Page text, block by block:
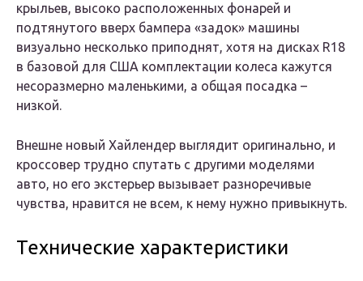
крыльев, высоко расположенных фонарей и
подтянутого вверх бампера «задок» машины
визуально несколько приподнят, хотя на дисках R18
в базовой для США комплектации колеса кажутся
несоразмерно маленькими, а общая посадка –
низкой.
Внешне новый Хайлендер выглядит оригинально, и
кроссовер трудно спутать с другими моделями
авто, но его экстерьер вызывает разноречивые
чувства, нравится не всем, к нему нужно привыкнуть.
Технические характеристики